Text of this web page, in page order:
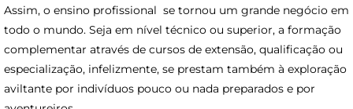
Assim, o ensino profissional se tornou um grande negócio em
todo o mundo. Seja em nível técnico ou superior, a formação
complementar através de cursos de extensão, qualificação ou
especialização, infelizmente, se prestam também à exploração
aviltante por indivíduos pouco ou nada preparados e por